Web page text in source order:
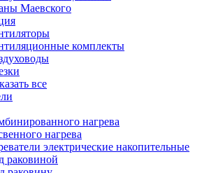
Маевского
комплекты
все
нагрева
нагрева
электрические накопительные
раковиной